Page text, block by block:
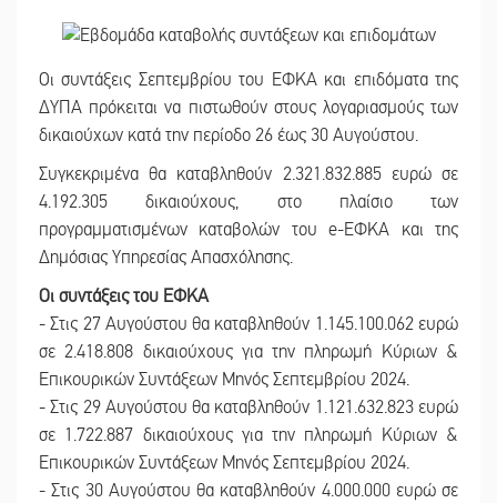
Οι συντάξεις Σεπτεμβρίου του ΕΦΚΑ και επιδόματα της
ΔΥΠΑ πρόκειται να πιστωθούν στους λογαριασμούς των
δικαιούχων κατά την περίοδο 26 έως 30 Αυγούστου.
Συγκεκριμένα θα καταβληθούν 2.321.832.885 ευρώ σε
4.192.305 δικαιούχους, στο πλαίσιο των
προγραμματισμένων καταβολών του e-ΕΦΚΑ και της
Δημόσιας Υπηρεσίας Απασχόλησης.
Οι συντάξεις του ΕΦΚΑ
- Στις 27 Αυγούστου θα καταβληθούν 1.145.100.062 ευρώ
σε 2.418.808 δικαιούχους για την πληρωμή Κύριων &
Επικουρικών Συντάξεων Μηνός Σεπτεμβρίου 2024.
- Στις 29 Αυγούστου θα καταβληθούν 1.121.632.823 ευρώ
σε 1.722.887 δικαιούχους για την πληρωμή Κύριων &
Επικουρικών Συντάξεων Μηνός Σεπτεμβρίου 2024.
- Στις 30 Αυγούστου θα καταβληθούν 4.000.000 ευρώ σε